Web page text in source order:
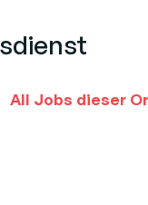
All Jobs dieser